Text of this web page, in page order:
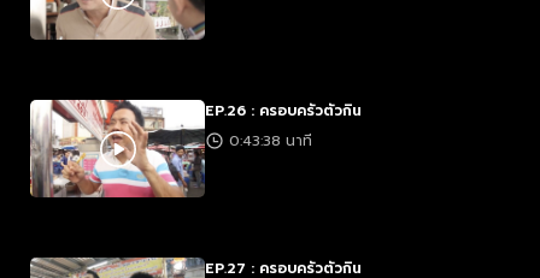
EP.26 : ครอบครัวตัวกิน
0:43:38 นาที
EP.27 : ครอบครัวตัวกิน